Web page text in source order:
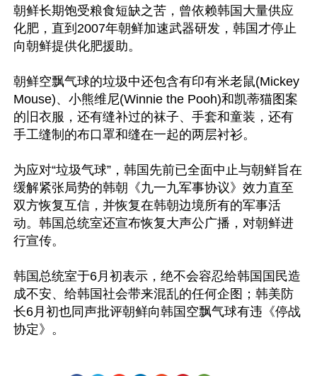
朝鲜长期饱受粮食短缺之苦，曾依赖韩国大量供应
化肥，直到2007年朝鲜加速武器研发，韩国才停止
向朝鲜提供化肥援助。
朝鲜空飘气球的垃圾中还包含有印有米老鼠(Mickey
Mouse)、小熊维尼(Winnie the Pooh)和凯蒂猫图案
的旧衣服，还有缝补过的袜子、手套和童装，还有
手工缝制的布口罩和缝在一起的两层衬衫。
为应对“垃圾气球”，韩国先前已全面中止与朝鲜旨在
缓解紧张局势的韩朝《九一九军事协议》效力直至
双方恢复互信，并恢复在韩朝边境所有的军事活
动。韩国总统室还宣布恢复大声公广播，对朝鲜进
行宣传。
韩国总统室于6月初表示，绝不会容忍给韩国国民造
成不安、给韩国社会带来混乱的任何企图；韩美防
长6月初也同声批评朝鲜向韩国空飘气球有违《停战